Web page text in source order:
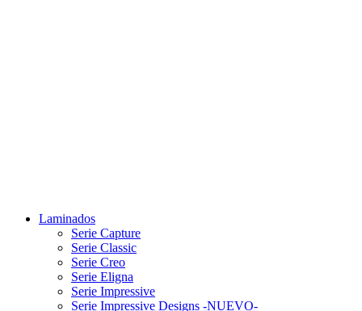
Laminados
Serie Capture
Serie Classic
Serie Creo
Serie Eligna
Serie Impressive
Serie Impressive Designs -NUEVO-